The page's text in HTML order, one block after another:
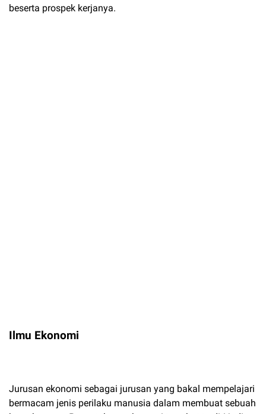
beserta prospek kerjanya.
Ilmu Ekonomi
Jurusan ekonomi sebagai jurusan yang bakal mempelajari
bermacam jenis perilaku manusia dalam membuat sebuah